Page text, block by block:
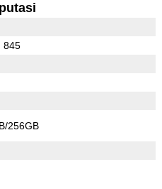
845
256GB